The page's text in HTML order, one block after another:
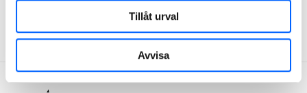
Tillåt urval
Avvisa
medarbetarundersökning)